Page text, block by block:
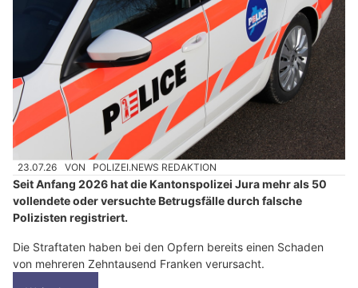
23.07.26 VON POLIZEI.NEWS REDAKTION
Seit Anfang 2026 hat die Kantonspolizei Jura mehr als 50
vollendete oder versuchte Betrugsfälle durch falsche
Polizisten registriert.
Die Straftaten haben bei den Opfern bereits einen Schaden
von mehreren Zehntausend Franken verursacht.